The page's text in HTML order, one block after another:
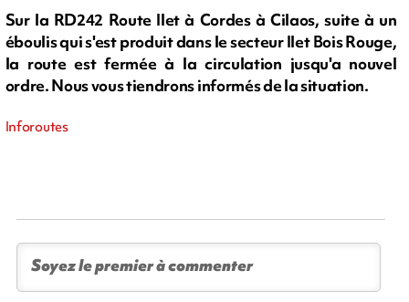
Sur la RD242 Route Ilet à Cordes à Cilaos, suite à un
éboulis qui s'est produit dans le secteur Ilet Bois Rouge,
la route est fermée à la circulation jusqu'a nouvel
ordre. Nous vous tiendrons informés de la situation.
Inforoutes